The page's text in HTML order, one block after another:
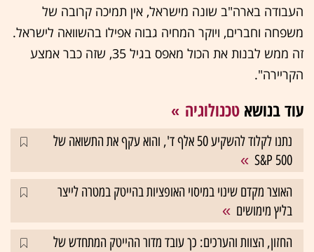
העבודה בארה"ב שונה מישראל, אין תמיכה קרובה של
משפחה וחברים, ויוקר המחיה גבוה אפילו בהשוואה לישראל.
זה ממש לבנות את הכול מאפס בגיל 35, שזה כבר אמצע
הקריירה".
עוד בנושא טכנולוגיה
נתנו לקלוד להשקיע 50 אלף ד', והוא עקף את התשואה של
S&P 500
האוצר מקדם שינוי במיסוי האופציות בהייטק במטרה לייצר
בליץ מימושים
החזון, הצוות והערכים: כך עובד מדור ההייטק המתחדש של